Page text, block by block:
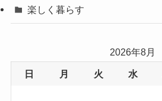
楽しく暮らす
2026年8月
日 月 火 水